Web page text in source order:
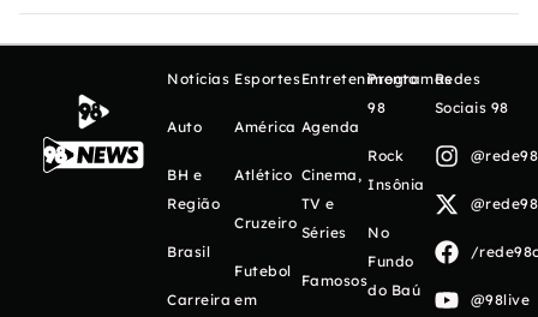
Notícias
Auto
BH e
Região
Brasil
Carreira
Esportes
América
Atlético
Cruzeiro
Futebol
em
Entretenimento
Agenda
Cinema,
TV e
Séries
Famosos
Programas
98
Rock
Insônia
No
Fundo
do Baú
Redes
Sociais 98
/
@98live